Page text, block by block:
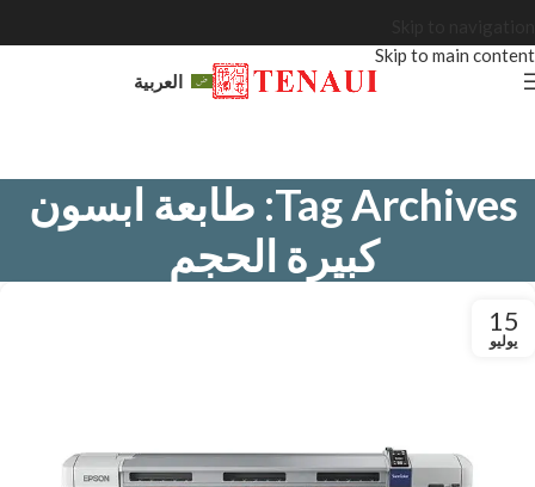
Skip to main content
العربية
Tag Archives: طابعة ابسون
كبيرة الحجم
15
يوليو